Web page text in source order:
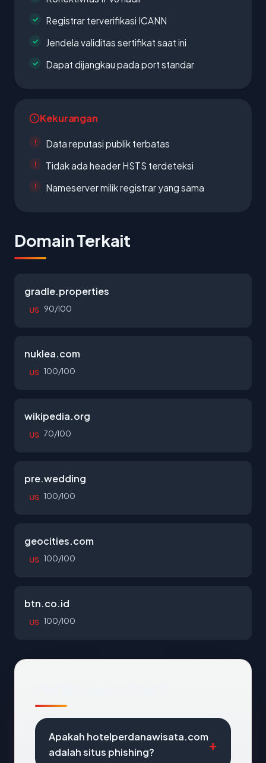
Registrar terverifikasi ICANN
Jendela validitas sertifikat saat ini
Dapat dijangkau pada port standar
Kekurangan
Data reputasi publik terbatas
Tidak ada header HSTS terdeteksi
Nameserver milik registrar yang sama
Domain Terkait
gradle.properties
US 90/100
nuklea.com
US 100/100
wikipedia.org
US 70/100
pre.wedding
US 100/100
geocities.com
US 100/100
btn.co.id
US 100/100
Apakah hotelperdanawisata.com
adalah situs phishing?